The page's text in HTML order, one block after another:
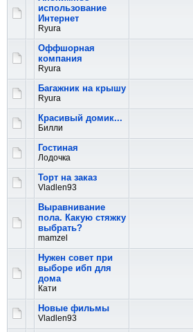
использование
Интернет
Ryura
Оффшорная
компания
Ryura
Багажник на крышу
Ryura
Красивый домик...
Билли
Гостиная
Лодочка
Торт на заказ
Vladlen93
Выравнивание
пола. Какую стяжку
выбрать?
mamzel
Нужен совет при
выборе ибп для
дома
Кати
Новые фильмы
Vladlen93